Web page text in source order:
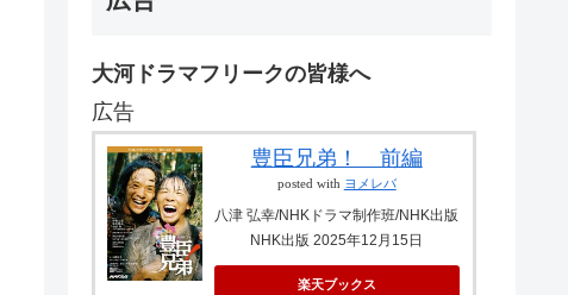
大河ドラマフリークの皆様へ
広告
豊臣兄弟！ 前編
posted with ヨメレバ
八津 弘幸/NHKドラマ制作班/NHK出版
NHK出版 2025年12月15日
楽天ブックス